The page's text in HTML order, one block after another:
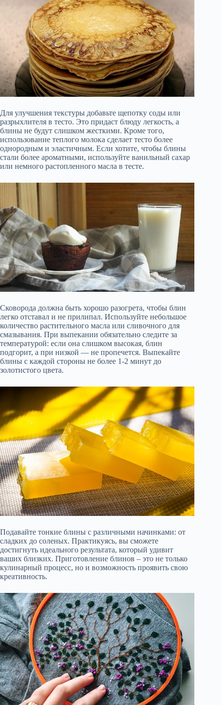
Для улучшения текстуры добавьте щепотку соды или
разрыхлителя в тесто. Это придаст блюду легкость, а
блины не будут слишком жесткими. Кроме того,
использование теплого молока сделает тесто более
однородным и эластичным. Если хотите, чтобы блины
стали более ароматными, используйте ванильный сахар
или немного растопленного масла в тесте.
Сковорода должна быть хорошо разогрета, чтобы блин
легко отставал и не прилипал. Используйте небольшое
количество растительного масла или сливочного для
смазывания. При выпекании обязательно следите за
температурой: если она слишком высокая, блин
подгорит, а при низкой — не пропечется. Выпекайте
блины с каждой стороны не более 1-2 минут до
золотистого цвета.
Подавайте тонкие блины с различными начинками: от
сладких до соленых. Практикуясь, вы сможете
достигнуть идеального результата, который удивит
ваших близких. Приготовление блинов – это не только
кулинарный процесс, но и возможность проявить свою
креативность.